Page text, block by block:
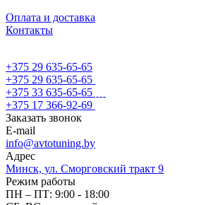
Оплата и доставка
Контакты
+375 29 635-65-65
+375 29 635-65-65
+375 33 635-65-65
+375 17 366-92-69
Заказать звонок
E-mail
info@avtotuning.by
Адрес
Минск, ул. Сморговский тракт 9
Режим работы
ПН – ПТ: 9:00 - 18:00